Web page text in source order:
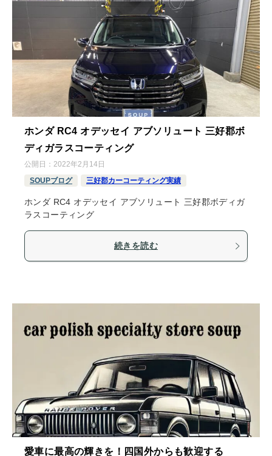
ホンダ RC4 オデッセイ アブソリュート 三好郡ボ
ディガラスコーティング
公開日： 2022年2月14日
SOUPブログ
三好郡カーコーティング実績
ホンダ RC4 オデッセイ アブソリュート 三好郡ボディガ
ラスコーティング
続きを読む
愛車に最高の輝きを！四国外からも歓迎する